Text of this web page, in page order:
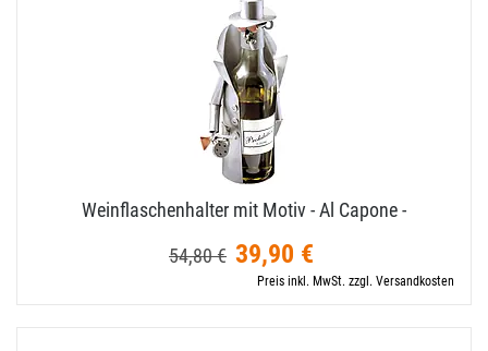
Weinflaschenhalter mit Motiv - Al Capone -
54,80 € 39,90 €
Preis inkl. MwSt. zzgl. Versandkosten